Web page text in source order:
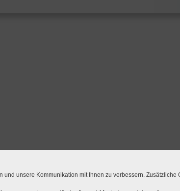
unsere Kommunikation mit Ihnen zu verbessern.